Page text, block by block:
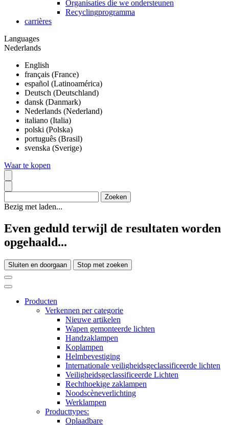
Organisaties die we ondersteunen
Recyclingprogramma
carrières
Languages
Nederlands
English
français (France)
español (Latinoamérica)
Deutsch (Deutschland)
dansk (Danmark)
Nederlands (Nederland)
italiano (Italia)
polski (Polska)
português (Brasil)
svenska (Sverige)
Waar te kopen
Bezig met laden...
Even geduld terwijl de resultaten worden
opgehaald...
Sluiten en doorgaan Stop met zoeken
Producten
Verkennen per categorie
Nieuwe artikelen
Wapen gemonteerde lichten
Handzaklampen
Koplampen
Helmbevestiging
Internationale veiligheidsgeclassificeerde lichten
Veiligheidsgeclassificeerde Lichten
Rechthoekige zaklampen
Noodscèneverlichting
Werklampen
Producttypes:
Oplaadbare